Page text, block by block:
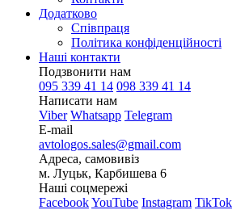
Додатково
Співпраця
Політика конфіденційності
Наші контакти
Подзвонити нам
095 339 41 14 098 339 41 14
Написати нам
Viber Whatsapp Telegram
E-mail
avtologos.sales@gmail.com
Адреса, самовивіз
м. Луцьк, Карбишева 6
Наші соцмережі
FacebookYouTube Instagram TikTok